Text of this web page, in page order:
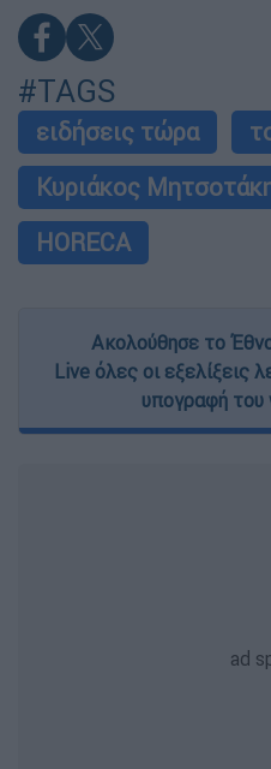
#TAGS
ειδήσεις τώρα
Κυριάκος
HORECA
Ακολούθησε το
Live όλες οι εξελίξεις
υπογραφή